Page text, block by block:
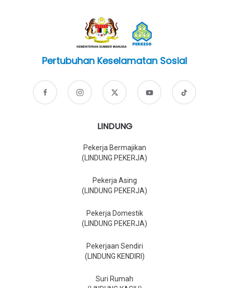
Pertubuhan Keselamatan Sosial
LINDUNG
Pekerja Bermajikan
(LINDUNG PEKERJA)
Pekerja Asing
(LINDUNG PEKERJA)
Pekerja Domestik
(LINDUNG PEKERJA)
Pekerjaan Sendiri
(LINDUNG KENDIRI)
Suri Rumah